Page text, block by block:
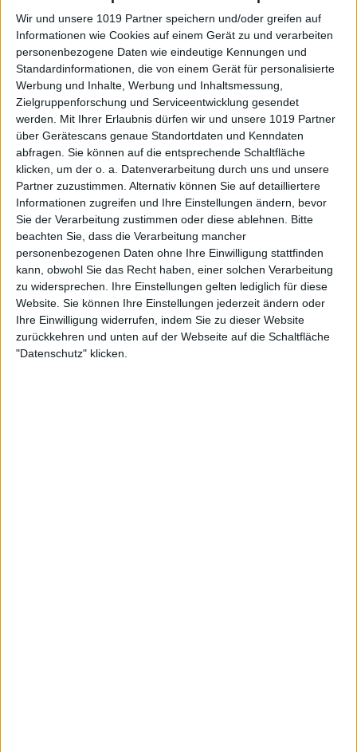
Wir und unsere 1019 Partner speichern und/oder greifen auf
Informationen wie Cookies auf einem Gerät zu und verarbeiten
personenbezogene Daten wie eindeutige Kennungen und
Standardinformationen, die von einem Gerät für personalisierte
Werbung und Inhalte, Werbung und Inhaltsmessung,
Zielgruppenforschung und Serviceentwicklung gesendet
werden.
Mit Ihrer Erlaubnis dürfen wir und unsere 1019 Partner
über Gerätescans genaue Standortdaten und Kenndaten
abfragen. Sie können auf die entsprechende Schaltfläche
klicken, um der o. a. Datenverarbeitung durch uns und unsere
Partner zuzustimmen. Alternativ können Sie auf detailliertere
Informationen zugreifen und Ihre Einstellungen ändern, bevor
Sie der Verarbeitung zustimmen oder diese ablehnen.
Bitte
beachten Sie, dass die Verarbeitung mancher
personenbezogenen Daten ohne Ihre Einwilligung stattfinden
kann, obwohl Sie das Recht haben, einer solchen Verarbeitung
zu widersprechen. Ihre Einstellungen gelten lediglich für diese
Website. Sie können Ihre Einstellungen jederzeit ändern oder
Ihre Einwilligung widerrufen, indem Sie zu dieser Website
zurückkehren und unten auf der Webseite auf die Schaltfläche
"Datenschutz" klicken.